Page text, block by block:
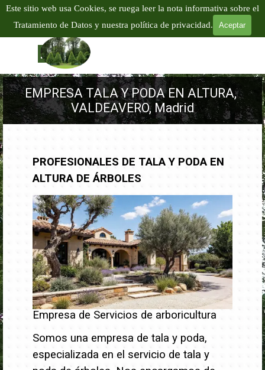
Este sitio web usa Cookies, se ruega leer la nota informativa sobre el
Tratamiento de Datos y nuestra política de privacidad.
Aceptar
Vaya al Contenido
EMPRESA PODA Y TALA EN ALTURA
TALA Y PODA DE ÁRBOLES EN ALTURA
Tel:601 904
866
Saltar menú
EMPRESA TALA Y PODA EN ALTURA,
VALDEAVERO, Madrid
PROFESIONALES DE TALA Y PODA EN
ALTURA DE ÁRBOLES
Empresa de Servicios de arboricultura
Somos una empresa de tala y poda,
especializada en el servicio de tala y